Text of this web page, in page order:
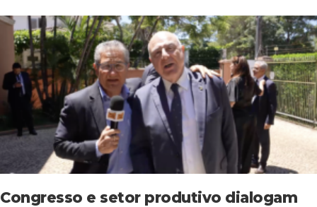
Congresso e setor produtivo dialogam